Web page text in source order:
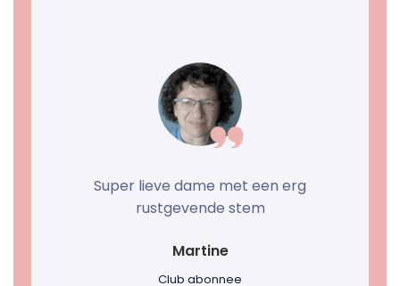
Twee jaar volg ik je nu en wat heb
ik veel geleerd! Door jouw
nieuwe dingen gedaan en zelfs
haakwerkjes ontworpen.